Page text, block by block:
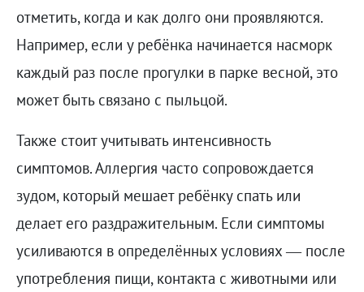
отметить, когда и как долго они проявляются.
Например, если у ребёнка начинается насморк
каждый раз после прогулки в парке весной, это
может быть связано с пыльцой.
Также стоит учитывать интенсивность
симптомов. Аллергия часто сопровождается
зудом, который мешает ребёнку спать или
делает его раздражительным. Если симптомы
усиливаются в определённых условиях — после
употребления пищи, контакта с животными или